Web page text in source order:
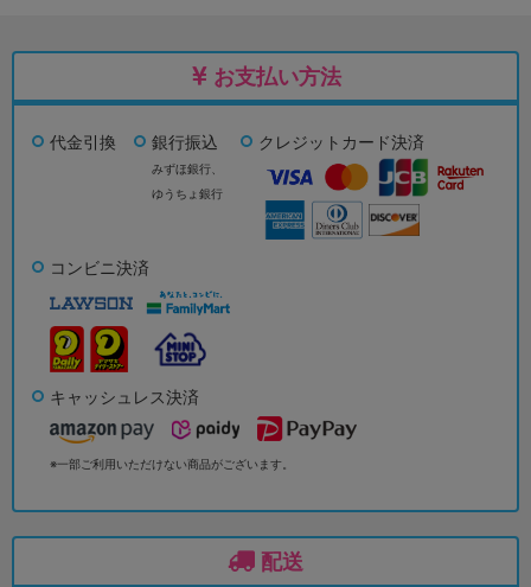
お支払い方法
代金引換 銀行振込
みずほ銀行、
ゆうちょ銀行
クレジットカード決済
コンビニ決済
キャッシュレス決済
※一部ご利用いただけない商品がございます。
配送